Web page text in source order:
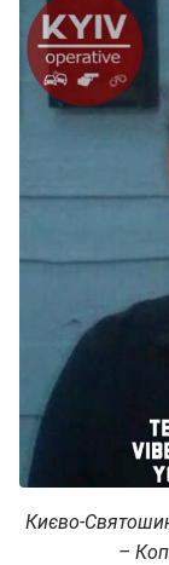
Києво-
–